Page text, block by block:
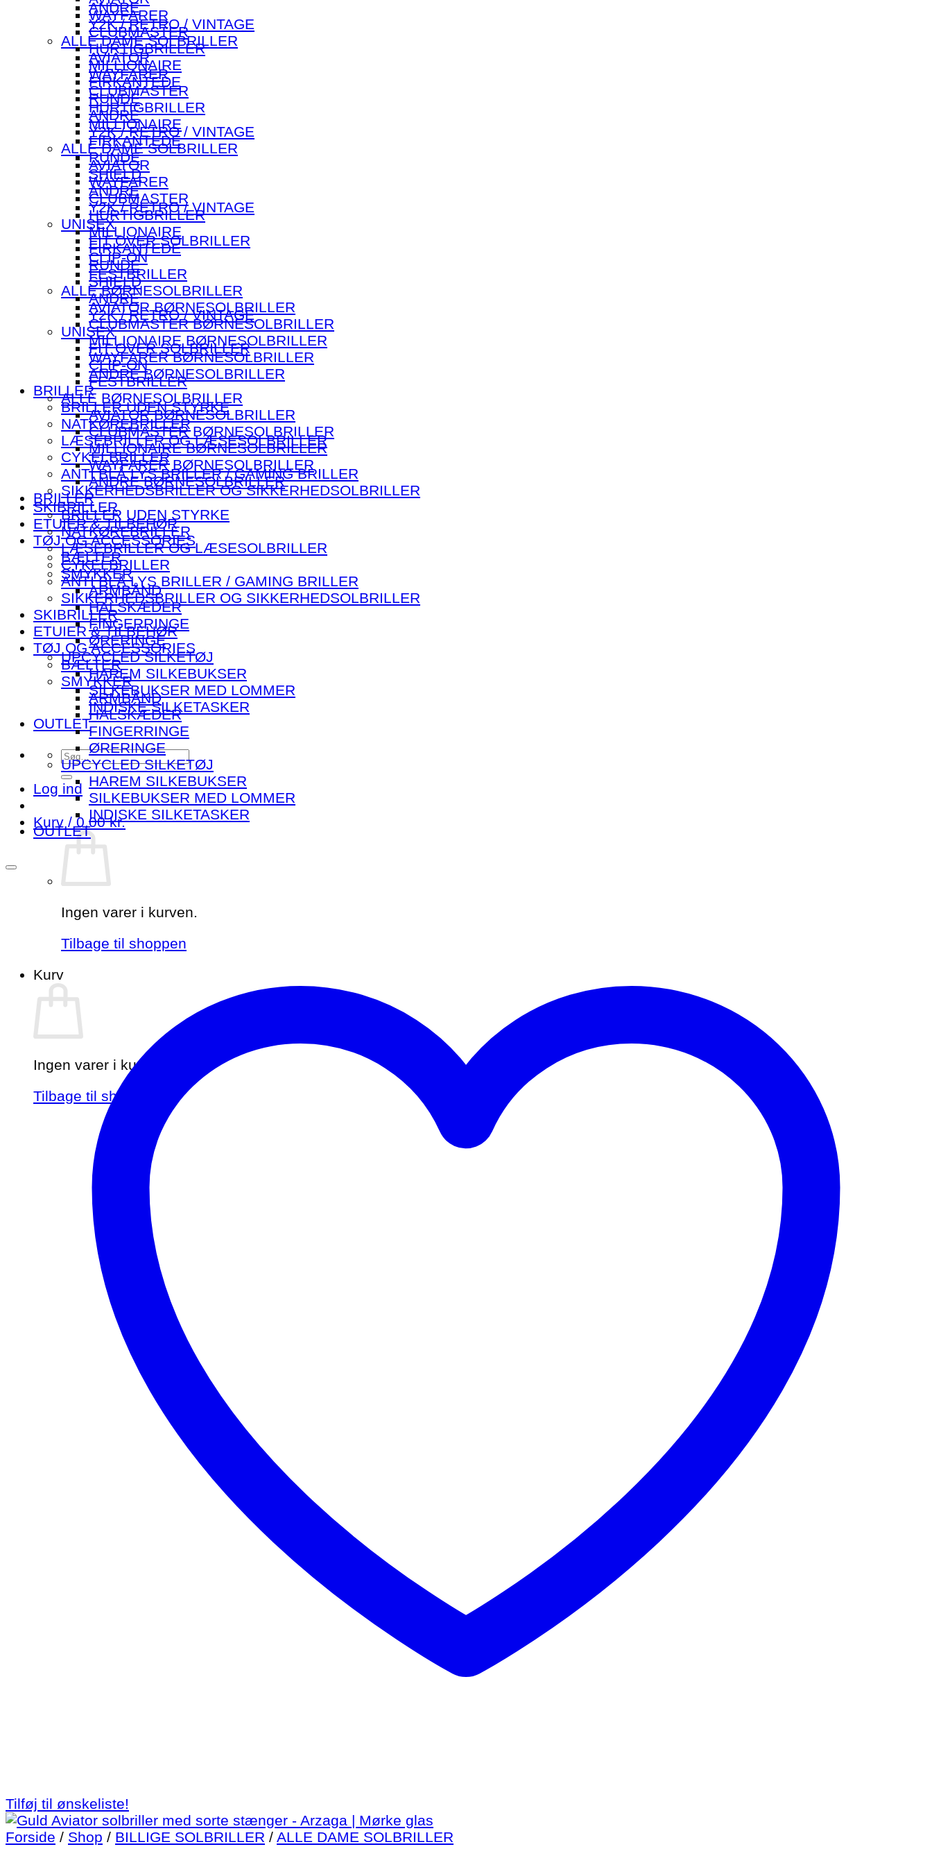
ANDRE
Y2K / RETRO / VINTAGE
ALLE DAME SOLBRILLER
AVIATOR
WAYFARER
CLUBMASTER
HURTIGBRILLER
MILLIONAIRE
FIRKANTEDE
RUNDE
SHIELD
ANDRE
Y2K / RETRO / VINTAGE
UNISEX
FIT OVER SOLBRILLER
CLIP-ON
FESTBRILLER
ALLE BØRNESOLBRILLER
AVIATOR BØRNESOLBRILLER
CLUBMASTER BØRNESOLBRILLER
MILLIONAIRE BØRNESOLBRILLER
WAYFARER BØRNESOLBRILLER
ANDRE BØRNESOLBRILLER
BRILLER
BRILLER UDEN STYRKE
NATKØREBRILLER
LÆSEBRILLER OG LÆSESOLBRILLER
CYKELBRILLER
ANTI BLÅ LYS BRILLER / GAMING BRILLER
SIKKERHEDSBRILLER OG SIKKERHEDSOLBRILLER
SKIBRILLER
ETUIER & TILBEHØR
TØJ OG ACCESSORIES
BÆLTER
SMYKKER
ARMBÅND
HALSKÆDER
FINGERRINGE
ØRERINGE
UPCYCLED SILKETØJ
HAREM SILKEBUKSER
SILKEBUKSER MED LOMMER
INDISKE SILKETASKER
OUTLET
Søg
efter:
Log ind
Kurv /0.00kr.
Ingen varer i kurven.
Tilbage til shoppen
Kurv
Ingen varer i kurven.
Tilbage til shoppen
WAYFARER
CLUBMASTER
HURTIGBRILLER
MILLIONAIRE
FIRKANTEDE
RUNDE
ANDRE
Y2K / RETRO / VINTAGE
ALLE DAME SOLBRILLER
AVIATOR
WAYFARER
CLUBMASTER
HURTIGBRILLER
MILLIONAIRE
FIRKANTEDE
RUNDE
SHIELD
ANDRE
Y2K / RETRO / VINTAGE
UNISEX
FIT OVER SOLBRILLER
CLIP-ON
FESTBRILLER
ALLE BØRNESOLBRILLER
AVIATOR BØRNESOLBRILLER
CLUBMASTER BØRNESOLBRILLER
MILLIONAIRE BØRNESOLBRILLER
WAYFARER BØRNESOLBRILLER
ANDRE BØRNESOLBRILLER
BRILLER
BRILLER UDEN STYRKE
NATKØREBRILLER
LÆSEBRILLER OG LÆSESOLBRILLER
CYKELBRILLER
ANTI BLÅ LYS BRILLER / GAMING BRILLER
SIKKERHEDSBRILLER OG SIKKERHEDSOLBRILLER
SKIBRILLER
ETUIER & TILBEHØR
TØJ OG ACCESSORIES
BÆLTER
SMYKKER
ARMBÅND
HALSKÆDER
FINGERRINGE
ØRERINGE
UPCYCLED SILKETØJ
HAREM SILKEBUKSER
SILKEBUKSER MED LOMMER
INDISKE SILKETASKER
OUTLET
Tilføj til ønskeliste!
Forside / Shop / BILLIGE SOLBRILLER / ALLE DAME SOLBRILLER